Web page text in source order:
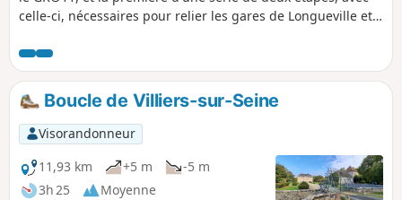
celle-ci, nécessaires pour relier les gares de Longueville et
Seine.Pour cette première étape du diptyque il est proposé
une nuit en chambre d'hôtes à Donnemarie-Dontilly, à peu
près à mi-parcours entre les deux gares, après une belle
traversée du Montois, dans un paysage un peu plus varié et
vallonné que la Brie juste au Nord.
Boucle de Villiers-sur-Seine
Visorandonneur
11,93 km
+5 m
-5 m
3h 25
Moyenne